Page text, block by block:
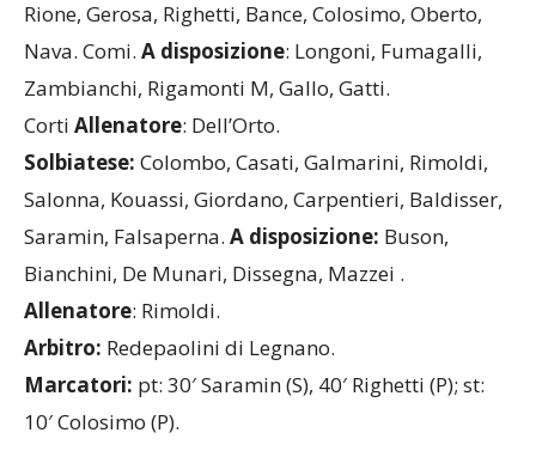
Rione, Gerosa, Righetti, Bance, Colosimo, Oberto,
Nava. Comi. A disposizione: Longoni, Fumagalli,
Zambianchi, Rigamonti M, Gallo, Gatti.
Corti Allenatore: Dell’Orto.
Solbiatese: Colombo, Casati, Galmarini, Rimoldi,
Salonna, Kouassi, Giordano, Carpentieri, Baldisser,
Saramin, Falsaperna. A disposizione: Buson,
Bianchini, De Munari, Dissegna, Mazzei .
Allenatore: Rimoldi.
Arbitro: Redepaolini di Legnano.
Marcatori: pt: 30′ Saramin (S), 40′ Righetti (P); st:
10′ Colosimo (P).